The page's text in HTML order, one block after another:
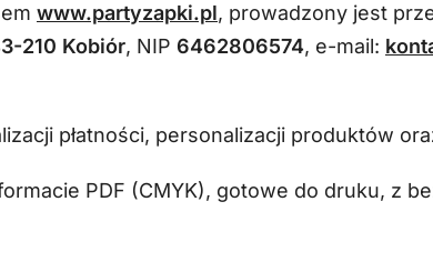
www.partyzapki.pl, prowadzony jest
210 Kobiór, NIP 6462806574, e-mail:
płatności, personalizacji produktów
PDF (CMYK), gotowe do druku, z